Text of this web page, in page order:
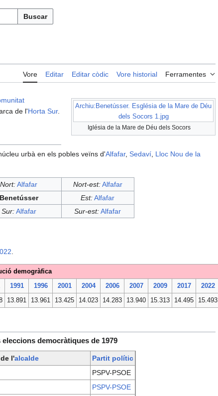
Buscar
Vore Editar Editar còdic Vore historial Ferramentes
Archiu:Benetússer. Església de la Mare de Déu
dels Socors 1.jpg
Iglésia de la Mare de Déu dels Socors
de l'Horta Sur.
urbà en els pobles veïns d'Alfafar, Sedaví Lloc Nou de la
Nort:Alfafar Nort-est: Alfafar
Benetússer Est:Alfafar
Sur: Alfafar Sur-est:Alfafar
demogràfica
1991 1996 2001 2004 2006 2007 2009 2017
2022
13.891 13.961 13.425 14.023 14.283 13.940 15.313 14.495 15.493
democràtiques de 1979
l'alcalde
Partit polític
PSPV-PSOE
PSPV-PSOE